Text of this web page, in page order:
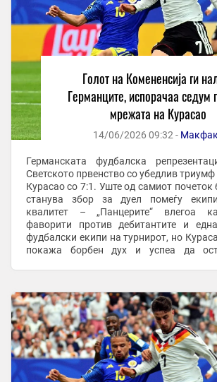
Голот на Комененсија ги
Германците, испорачаа седум
мрежата на Курасао
14/06/2026 09:32 -
Германската фудбалска
Светското првенство со убедлив
Курасао со 7:1. Уште од самиот почеток беше јасно дека
станува збор за дуел помеѓу
квалитет – „Панцерите“ влегоа
фаворити против дебитантите и
фудбалски екипи на турнирот, но
покажа борбен дух и успеа да